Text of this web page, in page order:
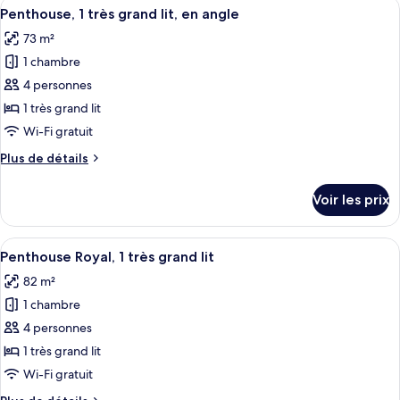
très
grand
lit
de
Penthouse
Familial,
très
grand
lit
toutes
les
photos
pour
ce
type
chambre :
très
grand
lit,
en
angle
8
Penthouse, 1 très grand lit, en angle
73 m²
1 chambre
4 personnes
1 très grand lit
Wi-Fi gratuit
Plus de détails
Plus
le
type
de
Penthouse,
grand
lit,
en
angle
Voir les prix
Afficher
toutes
les
photos
pour
ce
type
Une chambre d’hôtel avec un
13
Penthouse Royal, 1 très grand lit
82 m²
1 chambre
4 personnes
1 très grand lit
Wi-Fi gratuit